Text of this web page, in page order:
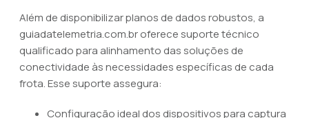
Além de disponibilizar planos de dados robustos, a
guiadatelemetria.com.br oferece suporte técnico
qualificado para alinhamento das soluções de
conectividade às necessidades específicas de cada
frota. Esse suporte assegura:
Configuração ideal dos dispositivos para captura